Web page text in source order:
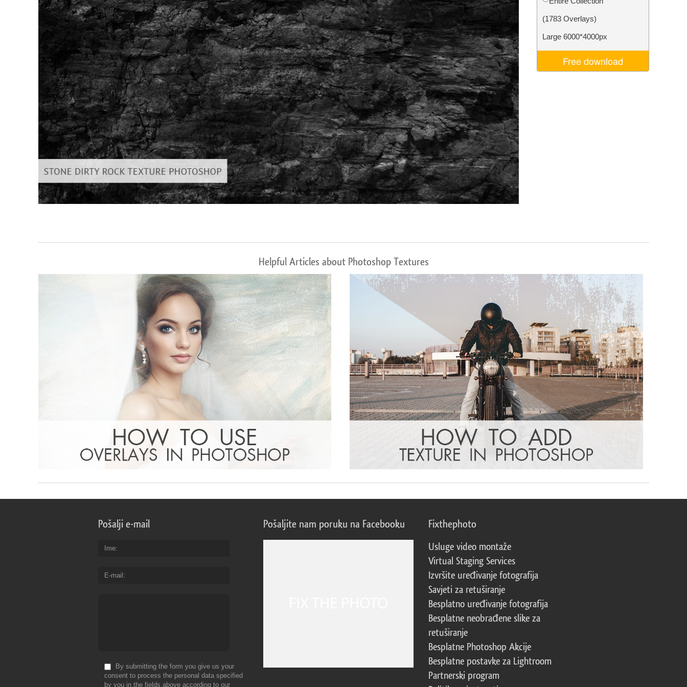
Uređivanje fotografija proizvoda Uređivanje fotografija nakita Podaci za obuku AI
(1783 Overlays)
Large 6000*4000px
Free download
Helpful Articles about Photoshop Textures
Pošalji e-mail
Ime
E-mail
By submitting the form you give us your
consent to process the personal data specified
by you in the fields above according to our
Pošaljite nam poruku na Facebooku Fixthephoto
Usluge video montaže
Virtual Staging Services
Izvršite uređivanje fotografija
Savjeti za retuširanje
Besplatno uređivanje fotografija
Besplatne neobrađene slike za
retuširanje
Besplatne Photoshop Akcije
Besplatne postavke za Lightroom
Partnerski program